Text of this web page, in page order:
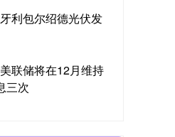
利包尔绍德光伏发
联储将在12月维持
三次